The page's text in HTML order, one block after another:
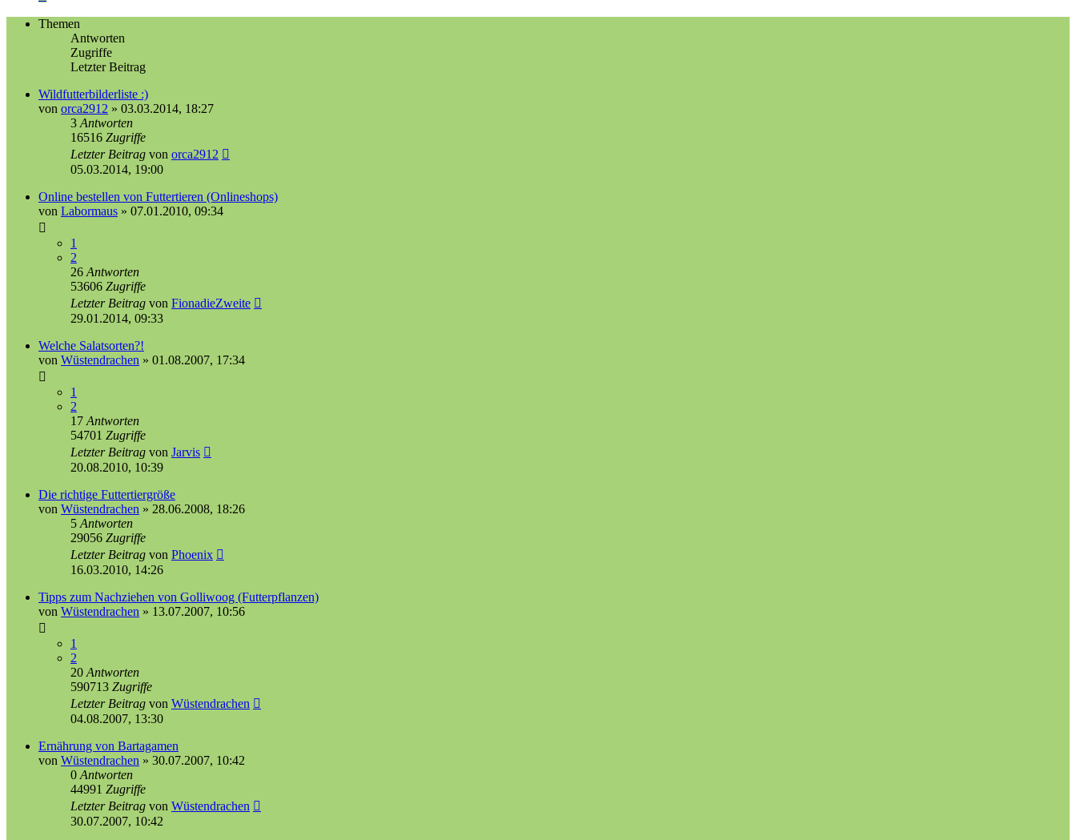
Themen
Antworten
Zugriffe
Letzter Beitrag
Wildfutterbilderliste :)
von orca2912 » 03.03.2014, 18:27
3 Antworten
16516 Zugriffe
Letzter Beitrag von orca2912
05.03.2014, 19:00
Online bestellen von Futtertieren (Onlineshops)
von Labormaus » 07.01.2010, 09:34
1
2
26 Antworten
53606 Zugriffe
Letzter Beitrag von FionadieZweite
29.01.2014, 09:33
Welche Salatsorten?!
von Wüstendrachen » 01.08.2007, 17:34
1
2
17 Antworten
54701 Zugriffe
Letzter Beitrag von Jarvis
20.08.2010, 10:39
Die richtige Futtertiergröße
von Wüstendrachen » 28.06.2008, 18:26
5 Antworten
29056 Zugriffe
Letzter Beitrag von Phoenix
16.03.2010, 14:26
Tipps zum Nachziehen von Golliwoog (Futterpflanzen)
von Wüstendrachen » 13.07.2007, 10:56
1
2
20 Antworten
590713 Zugriffe
Letzter Beitrag von Wüstendrachen
04.08.2007, 13:30
Ernährung von Bartagamen
von Wüstendrachen » 30.07.2007, 10:42
0 Antworten
44991 Zugriffe
Letzter Beitrag von Wüstendrachen
30.07.2007, 10:42